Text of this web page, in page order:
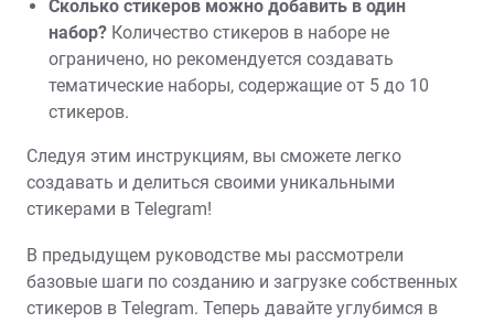
Сколько стикеров можно добавить в один
набор? Количество стикеров в наборе не
ограничено, но рекомендуется создавать
тематические наборы, содержащие от 5 до 10
стикеров.
Следуя этим инструкциям, вы сможете легко
создавать и делиться своими уникальными
стикерами в Telegram!
В предыдущем руководстве мы рассмотрели
базовые шаги по созданию и загрузке собственных
стикеров в Telegram. Теперь давайте углубимся в